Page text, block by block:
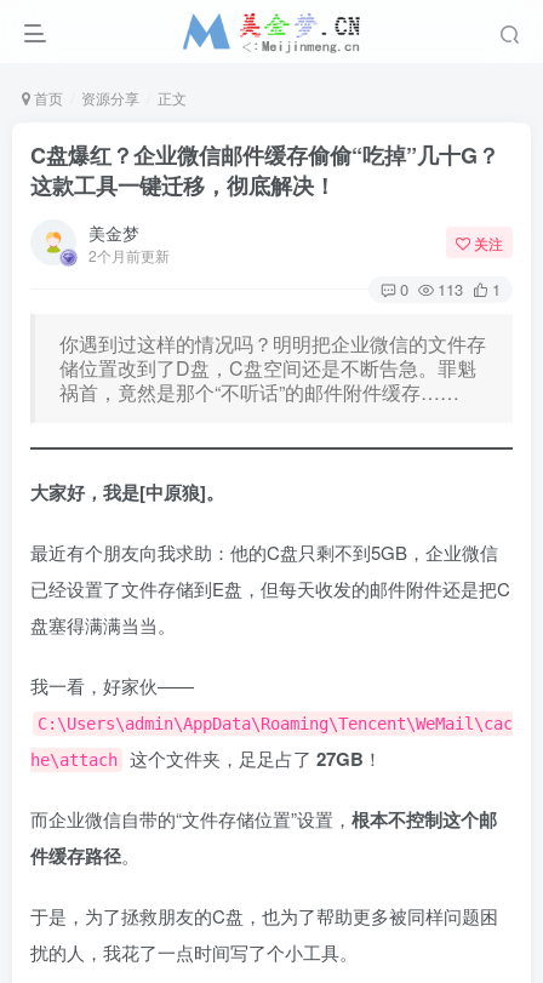
首页 资源分享 正文
C盘爆红？企业微信邮件缓存偷偷“吃掉”几十G？
这款工具一键迁移，彻底解决！
美金梦
2个月前更新
关注
0 113 1
你遇到过这样的情况吗？明明把企业微信的文件存
储位置改到了D盘，C盘空间还是不断告急。罪魁
祸首，竟然是那个“不听话”的邮件附件缓存……
大家好，我是[中原狼]。
最近有个朋友向我求助：他的C盘只剩不到5GB，企业微信
已经设置了文件存储到E盘，但每天收发的邮件附件还是把C
盘塞得满满当当。
我一看，好家伙——
C:\Users\admin\AppData\Roaming\Tencent\WeMail\cac
he\attach
这个文件夹，足足占了 27GB ！
而企业微信自带的“文件存储位置”设置， 根本不控制这个邮
件缓存路径。
于是，为了拯救朋友的C盘，也为了帮助更多被同样问题困
扰的人，我花了一点时间写了个小工具。